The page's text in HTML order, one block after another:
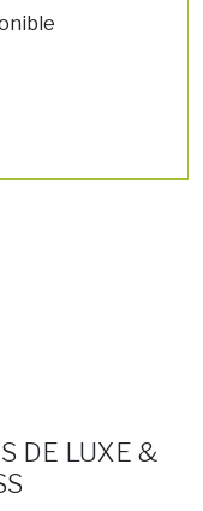
DE LUXE &